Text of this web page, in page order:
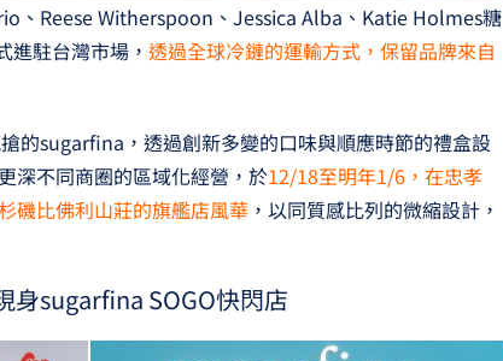
、Reese Witherspoon、Jessica Alba、Katie Holmes糖
駐台灣市場， 透過全球冷鏈的運輸方式，保留品牌來自
的sugarfina，透過創新多變的口味與順應時節的禮盒設
深不同商圈的區域化經營，於12/18至明年1/6，在忠孝
磯比佛利山莊的旗艦店風華，以同質感比列的微縮設計，
身sugarfina SOGO快閃店